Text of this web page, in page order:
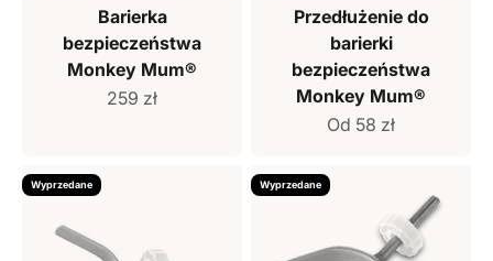
Barierka
bezpieczeństwa
Monkey Mum®
Cena sprzedaży
259 zł
Przedłużenie do
barierki
bezpieczeństwa
Monkey Mum®
Cena sprzedaży
Od 58 zł
Wyprzedane Wyprzedane